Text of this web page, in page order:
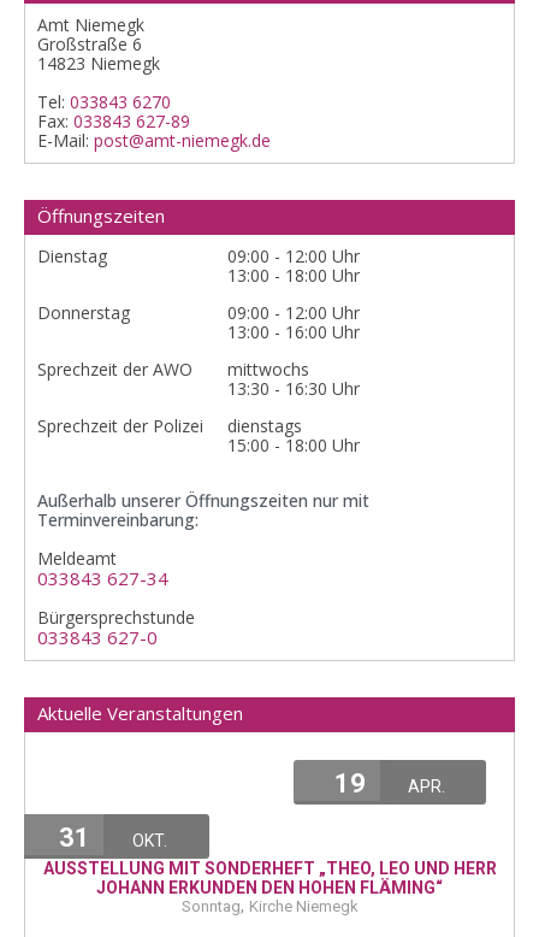
Amt Niemegk
Großstraße 6
14823 Niemegk
Tel: 033843 6270
Fax: 033843 627-89
E-Mail: post@amt-niemegk.de
Öffnungszeiten
Dienstag
09:00 - 12:00 Uhr
13:00 - 18:00 Uhr
Donnerstag
09:00 - 12:00 Uhr
13:00 - 16:00 Uhr
Sprechzeit der AWO
mittwochs
13:30 - 16:30 Uhr
Sprechzeit der Polizei
dienstags
15:00 - 18:00 Uhr
Außerhalb unserer Öffnungszeiten nur mit
Terminvereinbarung:
Meldeamt
033843 627-34
Bürgersprechstunde
033843 627-0
Aktuelle Veranstaltungen
19 APR.
31
OKT.
AUSSTELLUNG MIT SONDERHEFT „THEO, LEO UND HERR
JOHANN ERKUNDEN DEN HOHEN FLÄMING“
Sonntag, Kirche Niemegk